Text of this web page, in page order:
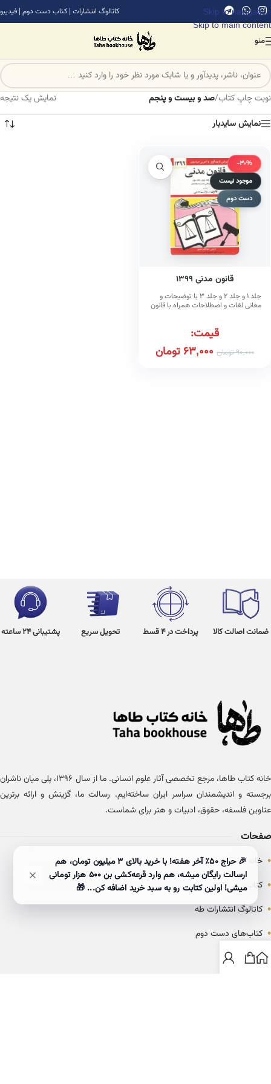
Skip to navigation
Skip to main content
کاتالوگ انتشارات | کتاب دست دوم | فیدیبو
منو
نوبت چاپ کتاب/صد و بیست و پنجم
نمایش یک نتیجه
نمایش سایدبار
-30%
موجود نیست
دست دوم
قانون مدنی ۱۳۹۹
جلد ۱ و جلد ۲ و جلد ۳ با توضیحات و
معانی لغات و اصطلاحات همراه با قانون
قیمت:
90,000تومان 63,000 تومان
ضمانت اصالت کالا پرداخت در 4 قسط تحویل سریع پشتیبانی 24 ساعته
خانه کتاب طاها، مرجع تخصصی آثار علوم انسانی. ما از سال ۱۳۹۶، پلی میان ناشران
برجسته و اندیشمندان سراسر ایران ساخته‌ایم. رسالت ما، گزینش و ارائه برترین
عناوین فلسفه، حقوق، ادبیات و هنر برای شماست.
صفحات
• خانه
• کتاب‌ها
• کاتالوگ انتشارات طه
• کتاب‌های دست دوم
• بلاگ
🎉 حراج ۵۰٪ آخر هفته! با خرید بالای 3 میلیون تومان، هم
ارسالت رایگان میشه، هم وارد قرعه‌کشی بن ۵۰۰ هزار تومانی
میشی! اولین کتابت رو به سبد خرید اضافه کن... 🎁